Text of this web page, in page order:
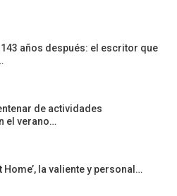
143 años después: el escritor que
de actividades
el verano…
Home’, la valiente y personal…